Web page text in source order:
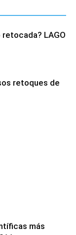
LAGO
retoques de
más